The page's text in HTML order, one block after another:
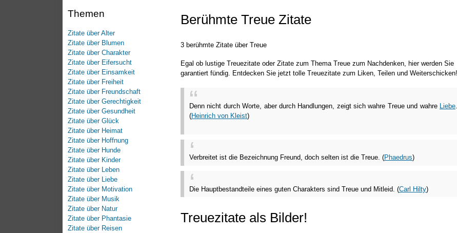
Themen
Zitate über Alter
Zitate über Blumen
Zitate über Charakter
Zitate über Eifersucht
Zitate über Einsamkeit
Zitate über Freiheit
Zitate über Freundschaft
Zitate über Gerechtigkeit
Zitate über Gesundheit
Zitate über Glück
Zitate über Heimat
Zitate über Hoffnung
Zitate über Hunde
Zitate über Kinder
Zitate über Leben
Zitate über Liebe
Zitate über Motivation
Zitate über Musik
Zitate über Natur
Zitate über Phantasie
Zitate über Reisen
Berühmte Treue Zitate
3 berühmte Zitate über Treue
Egal ob lustige Treuezitate oder Zitate zum Thema Treue zum Nachdenken, hier werden Sie
garantiert fündig. Entdecken Sie jetzt tolle Treuezitate zum Liken, Teilen und Weiterschicken!
Denn nicht durch Worte, aber durch Handlungen, zeigt sich wahre Treue und wahre Liebe.
(Heinrich von Kleist)
Verbreitet ist die Bezeichnung Freund, doch selten ist die Treue. (Phaedrus)
Die Hauptbestandteile eines guten Charakters sind Treue und Mitleid. (Carl Hilty)
Treuezitate als Bilder!